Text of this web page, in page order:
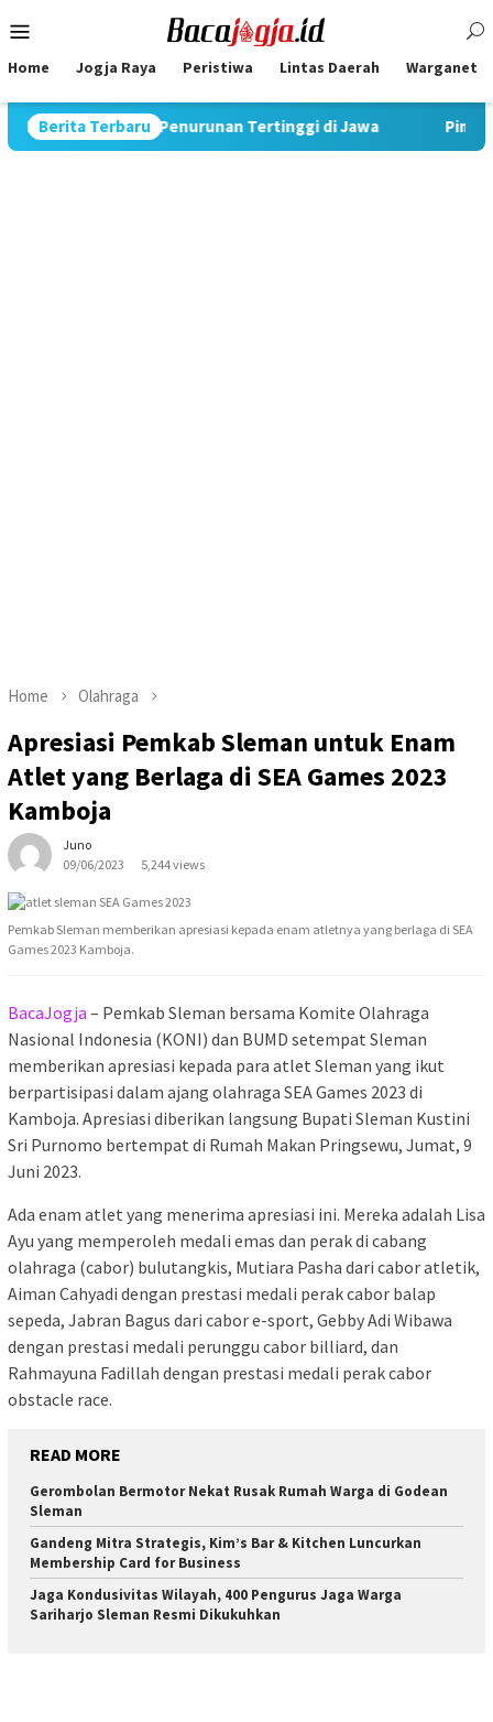
to
Menu
Home Jogja Raya Peristiwa Lintas Daerah Warganet
Berita Terbaru
Penurunan Tertinggi di Jawa Pimpin Strategi
Home Olahraga
Apresiasi Pemkab Sleman untuk Enam
Atlet yang Berlaga di SEA Games 2023
Kamboja
Juno
09/06/2023
5,244 views
Pemkab Sleman memberikan apresiasi kepada enam atletnya yang berlaga di SEA
Games 2023 Kamboja.
BacaJogja – Pemkab Sleman bersama Komite Olahraga
Nasional Indonesia (KONI) dan BUMD setempat Sleman
memberikan apresiasi kepada para atlet Sleman yang ikut
berpartisipasi dalam ajang olahraga SEA Games 2023 di
Kamboja. Apresiasi diberikan langsung Bupati Sleman Kustini
Sri Purnomo bertempat di Rumah Makan Pringsewu, Jumat, 9
Juni 2023.
Ada enam atlet yang menerima apresiasi ini. Mereka adalah Lisa
Ayu yang memperoleh medali emas dan perak di cabang
olahraga (cabor) bulutangkis, Mutiara Pasha dari cabor atletik,
Aiman Cahyadi dengan prestasi medali perak cabor balap
sepeda, Jabran Bagus dari cabor e-sport, Gebby Adi Wibawa
dengan prestasi medali perunggu cabor billiard, dan
Rahmayuna Fadillah dengan prestasi medali perak cabor
obstacle race.
READ MORE
Gerombolan Bermotor Nekat Rusak Rumah Warga di Godean
Sleman
Gandeng Mitra Strategis, Kim’s Bar & Kitchen Luncurkan
Membership Card for Business
Jaga Kondusivitas Wilayah, 400 Pengurus Jaga Warga
Sariharjo Sleman Resmi Dikukuhkan